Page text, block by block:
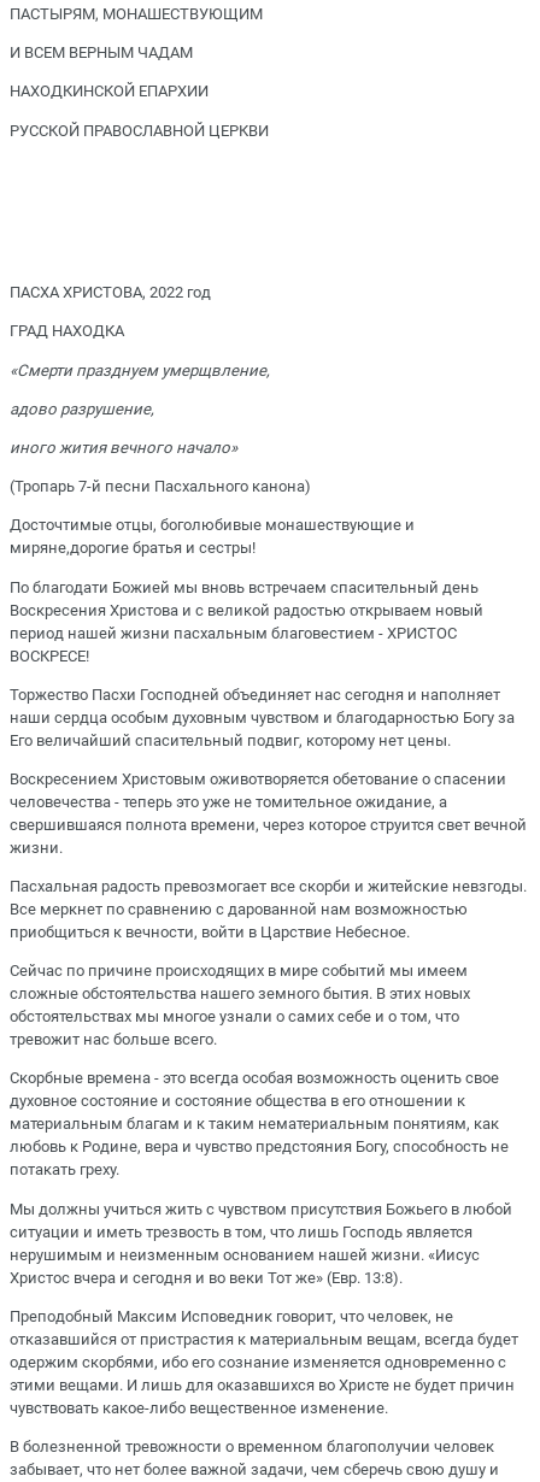
ПАСТЫРЯМ, МОНАШЕСТВУЮЩИМ
И ВСЕМ ВЕРНЫМ ЧАДАМ
НАХОДКИНСКОЙ ЕПАРХИИ
РУССКОЙ ПРАВОСЛАВНОЙ ЦЕРКВИ
ПАСХА ХРИСТОВА, 2022 год
ГРАД НАХОДКА
«Смерти празднуем умерщвление,
адово разрушение,
иного жития вечного начало»
(Тропарь 7-й песни Пасхального канона)
Досточтимые отцы, боголюбивые монашествующие и
миряне,дорогие братья и сестры!
По благодати Божией мы вновь встречаем спасительный день
Воскресения Христова и с великой радостью открываем новый
период нашей жизни пасхальным благовестием - ХРИСТОС
ВОСКРЕСЕ!
Торжество Пасхи Господней объединяет нас сегодня и наполняет
наши сердца особым духовным чувством и благодарностью Богу за
Его величайший спасительный подвиг, которому нет цены.
Воскресением Христовым оживотворяется обетование о спасении
человечества - теперь это уже не томительное ожидание, а
свершившаяся полнота времени, через которое струится свет вечной
жизни.
Пасхальная радость превозмогает все скорби и житейские невзгоды.
Все меркнет по сравнению с дарованной нам возможностью
приобщиться к вечности, войти в Царствие Небесное.
Сейчас по причине происходящих в мире событий мы имеем
сложные обстоятельства нашего земного бытия. В этих новых
обстоятельствах мы многое узнали о самих себе и о том, что
тревожит нас больше всего.
Скорбные времена - это всегда особая возможность оценить свое
духовное состояние и состояние общества в его отношении к
материальным благам и к таким нематериальным понятиям, как
любовь к Родине, вера и чувство предстояния Богу, способность не
потакать греху.
Мы должны учиться жить с чувством присутствия Божьего в любой
ситуации и иметь трезвость в том, что лишь Господь является
нерушимым и неизменным основанием нашей жизни. «Иисус
Христос вчера и сегодня и во веки Тот же» (Евр. 13:8).
Преподобный Максим Исповедник говорит, что человек, не
отказавшийся от пристрастия к материальным вещам, всегда будет
одержим скорбями, ибо его сознание изменяется одновременно с
этими вещами. И лишь для оказавшихся во Христе не будет причин
чувствовать какое-либо вещественное изменение.
В болезненной тревожности о временном благополучии человек
забывает, что нет более важной задачи, чем сберечь свою душу и